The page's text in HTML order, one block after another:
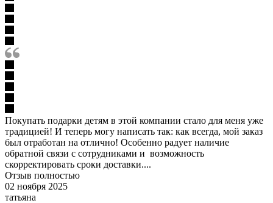
Покупать подарки детям в этой компании стало для меня уже
традицией! И теперь могу написать так: как всегда, мой заказ
был отработан на отлично! Особенно радует наличие
обратной связи с сотрудниками и возможность
скорректировать сроки доставки....
Отзыв полностью
02 ноября 2025
татьяна